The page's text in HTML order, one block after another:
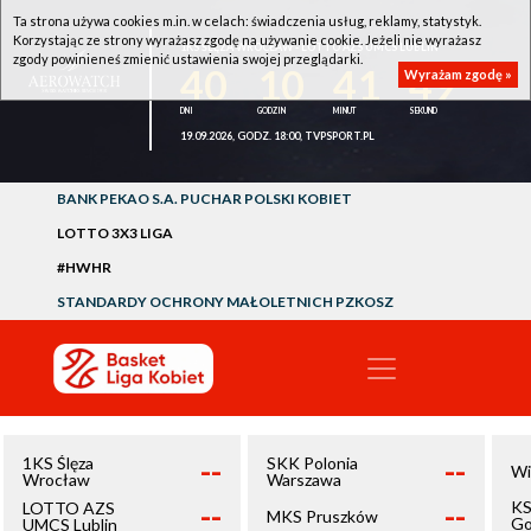
1KS ŚLĘZA WROCŁAW - LOTTO AZS UMCS LUBLIN
48
19.09.2026, GODZ. 18:00, TVPSPORT.PL
BANK PEKAO S.A. PUCHAR POLSKI KOBIET
LOTTO 3X3 LIGA
#HWHR
STANDARDY OCHRONY MAŁOLETNICH PZKOSZ
1KS Ślęza
Wrocław
--
LOTTO AZS
UMCS Lublin
--
SKK Polonia
Warszawa
--
MKS Pruszków --
Ta strona używa cookies m.in. w celach: świadczenia usług, reklamy, statystyk.
Korzystając ze strony wyrażasz zgodę na używanie cookie. Jeżeli nie wyrażasz
zgody powinieneś zmienić ustawienia swojej przeglądarki.
Wyrażam zgodę »